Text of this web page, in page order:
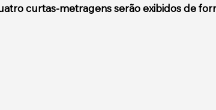
curtas-metragens serão exibidos de